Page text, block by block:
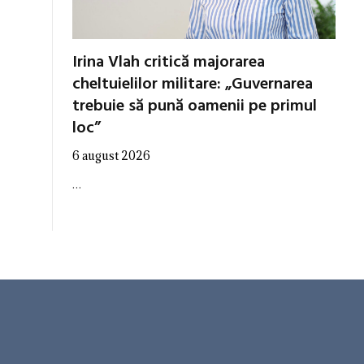
Irina Vlah critică majorarea
cheltuielilor militare: „Guvernarea
trebuie să pună oamenii pe primul
loc”
6 august 2026
…